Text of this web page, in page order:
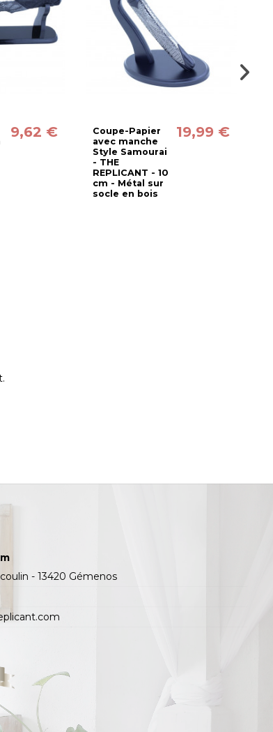
9,62 €
Coupe-Papier
avec manche
Style Samourai
- THE
REPLICANT - 10
cm - Métal sur
socle en bois
19,99 €
- 13420 Gémenos